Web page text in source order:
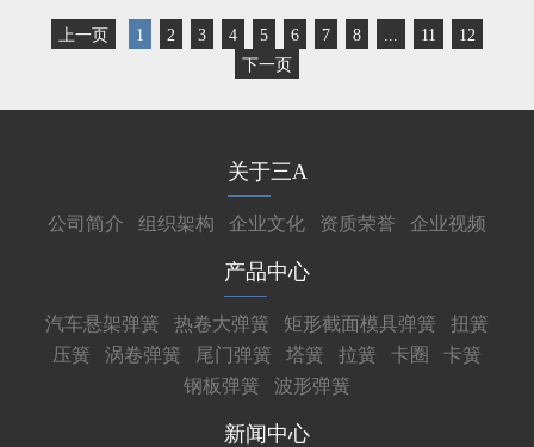
上一页 1 2 3 4 5 6 7 8 11
12
下一页
关于三A
公司简介 组织架构 企业文化 资质荣誉 企业视频
产品中心
汽车悬架弹簧 热卷大弹簧 矩形截面模具弹簧
扭簧
压簧
涡卷弹簧 尾门弹簧 塔簧 拉簧 卡圈
卡簧
钢板弹簧
波形弹簧
新闻中心